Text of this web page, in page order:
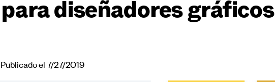
diseñadores gráficos
el 7/27/2019